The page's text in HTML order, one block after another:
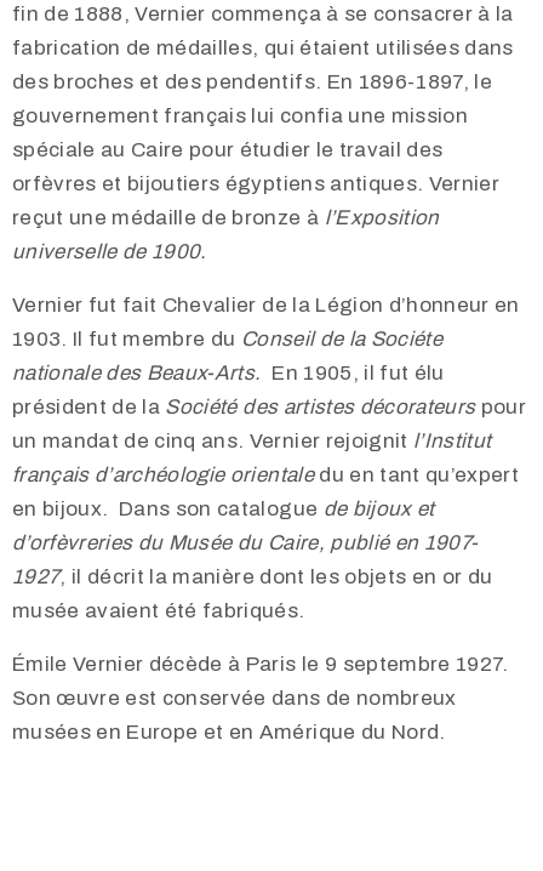
fin de 1888, Vernier commença à se consacrer à la
fabrication de médailles, qui étaient utilisées dans
des broches et des pendentifs. En 1896-1897, le
gouvernement français lui confia une mission
spéciale au Caire pour étudier le travail des
orfèvres et bijoutiers égyptiens antiques. Vernier
reçut une médaille de bronze à l’Exposition
universelle de 1900.
Vernier fut fait Chevalier de la Légion d’honneur en
1903. Il fut membre du Conseil de la Sociéte
nationale des Beaux-Arts. En 1905, il fut élu
président de la Société des artistes décorateurspour
un mandat de cinq ans. Vernier rejoignit l’Institut
français d’archéologie orientaledu en tant qu’expert
en bijoux. Dans son catalogue de bijoux et
d’orfèvreries du Musée du Caire, publié en 1907-
1927, il décrit la manière dont les objets en or du
musée avaient été fabriqués.
Émile Vernier décède à Paris le 9 septembre 1927.
Son œuvre est conservée dans de nombreux
musées en Europe et en Amérique du Nord.